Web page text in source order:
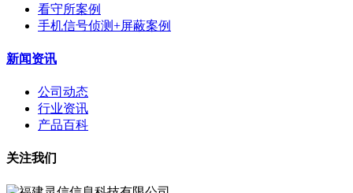
看守所案例
手机信号侦测+屏蔽案例
新闻资讯
公司动态
行业资讯
产品百科
关注我们